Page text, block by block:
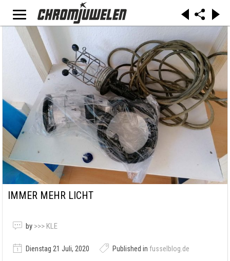
IMMER MEHR LICHT
by >>> KLE
Dienstag 21 Juli, 2020 Published in fusselblog.de